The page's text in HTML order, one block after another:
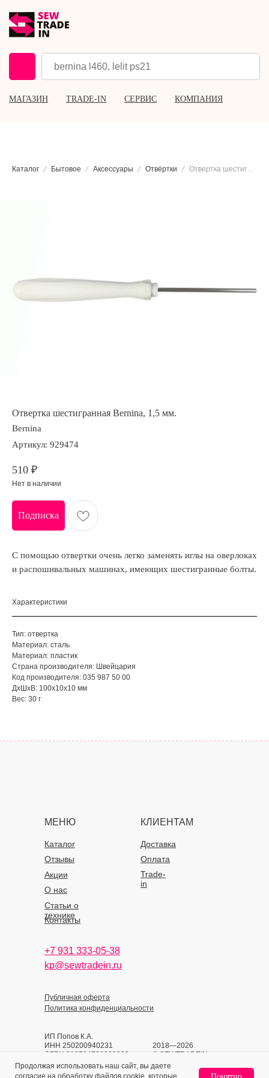
МАГАЗИН TRADE-IN СЕРВИС КОМПАНИЯ
Продолжая использовать наш сайт, вы даете
согласие на обработку файлов cookie, которые
Каталог Бытовое Аксессуары Отвёртки Отвертка шестигранная Bernina, 1,5 мм.
Отвертка шестигранная Bernina, 1,5 мм.
Bernina
Артикул: 929474
510 ₽
Нет в наличии
Подписка
С помощью отвертки очень легко заменять иглы на оверлоках
и распошивальных машинах, имеющих шестигранные болты.
Характеристики
Тип: отвертка
Материал: сталь
Материал: пластик
Страна производителя: Швейцария
Код производителя: 035 987 50 00
ДxШxВ: 100x10x10 мм
Вес: 30 г
МЕНЮ КЛИЕНТАМ
Каталог
О нас
Доставка
Статьи о
технике
Оплата
Отзывы
Акции
Контакты
Trade-
in
+7 931 333-05-38
kp@sewtradein.ru
ИП Попов К.А.
ИНН 250200940231
ОГРН 318784700393933
Политика конфиденциальности
Публичная оферта
2018—2026
© SEWTRADEIN